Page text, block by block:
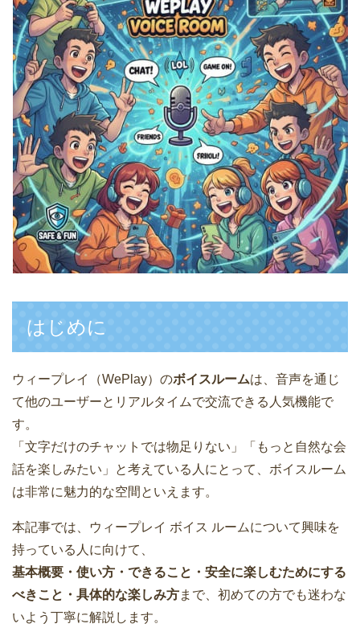
はじめに
ウィープレイ（WePlay）のボイスルームは、音声を通じ
て他のユーザーとリアルタイムで交流できる人気機能で
す。
「文字だけのチャットでは物足りない」「もっと自然な会
話を楽しみたい」と考えている人にとって、ボイスルーム
は非常に魅力的な空間といえます。
本記事では、ウィープレイ ボイス ルームについて興味を
持っている人に向けて、
基本概要・使い方・できること・安全に楽しむためにする
べきこと・具体的な楽しみ方まで、初めての方でも迷わな
いよう丁寧に解説します。